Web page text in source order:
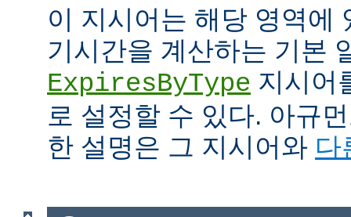
이 지시어는 해당 영역에
기시간을 계산하는 기본
ExpiresByType 지시어
로 설정할 수 있다. 아규
한 설명은 그 지시어와 다